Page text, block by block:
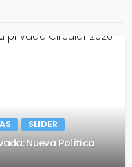
SLIDER
Nueva Política